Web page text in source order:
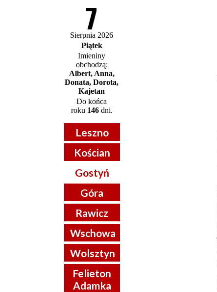
7
Sierpnia 2026
Piątek
Imieniny
obchodzą:
Albert, Anna,
Donata, Dorota,
Kajetan
Do końca
roku 146dni.
Leszno
Kościan
Gostyń
Góra
Rawicz
Wschowa
Wolsztyn
Felieton
Adamka